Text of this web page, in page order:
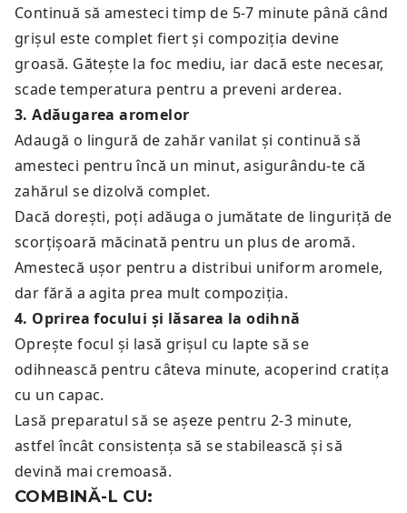
Continuă să amesteci timp de 5-7 minute până când
grișul este complet fiert și compoziția devine
groasă. Gătește la foc mediu, iar dacă este necesar,
scade temperatura pentru a preveni arderea.
3.Adăugarea aromelor
Adaugă o lingură de zahăr vanilat și continuă să
amesteci pentru încă un minut, asigurându-te că
zahărul se dizolvă complet.
Dacă dorești, poți adăuga o jumătate de linguriță de
scorțișoară măcinată pentru un plus de aromă.
Amestecă ușor pentru a distribui uniform aromele,
dar fără a agita prea mult compoziția.
4. Oprirea focului și lăsarea la odihnă
Oprește focul și lasă grișul cu lapte să se
odihnească pentru câteva minute, acoperind cratița
cu un capac.
Lasă preparatul să se așeze pentru 2-3 minute,
astfel încât consistența să se stabilească și să
devină mai cremoasă.
COMBINĂ-L CU: